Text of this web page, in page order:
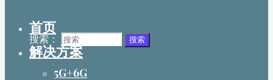
搜索： 搜索
首页
解决方案
5G+6G